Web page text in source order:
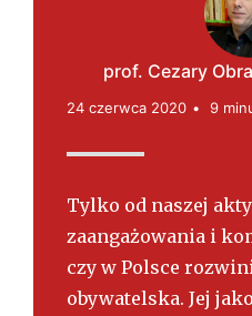
prof. Cezary
24 czerwca 2020 9
Tylko od naszej
zaangażowania i
czy w Polsce
obywatelska. Jej